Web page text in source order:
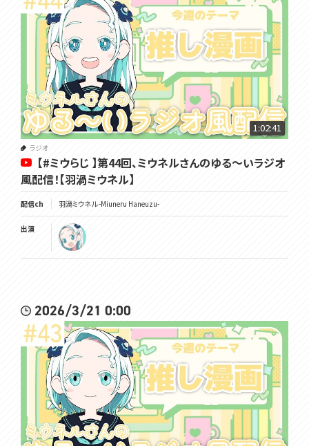
1:02:41
ラジオ
【#ミウらじ 】第44回、ミウネルさんのゆる～いラジオ
風配信！【羽渦ミウネル】
配信ch 羽渦ミウネル -Miuneru Haneuzu-
出演
2026/3/21 0:00